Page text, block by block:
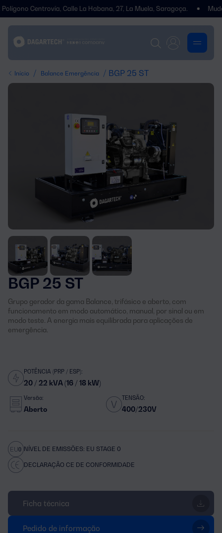
Centrovía, Calle La Habana, 27, La Muela, Saragoça.
Início / Balance Emergência / BGP 25 ST
BGP 25 ST
Grupo gerador da gama Balance, trifásico e aberto, com
funcionamento em modo automático, manual, por sinal ou em
modo teste. A energia mais equilibrada para aplicações de
emergência.
POTÊNCIA (PRP / ESP):
20 / 22 kVA (16 / 18 kW)
Versão:
Aberto
TENSÃO:
400/230V
NÍVEL DE EMISSÕES: EU STAGE 0
DECLARAÇÃO CE DE CONFORMIDADE
Ficha técnica
Pedido de informação